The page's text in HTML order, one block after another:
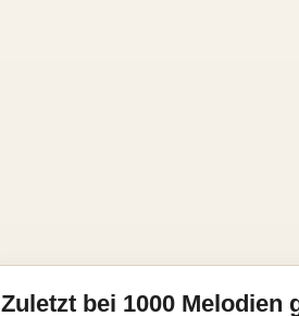
Zuletzt bei 1000 Melodien